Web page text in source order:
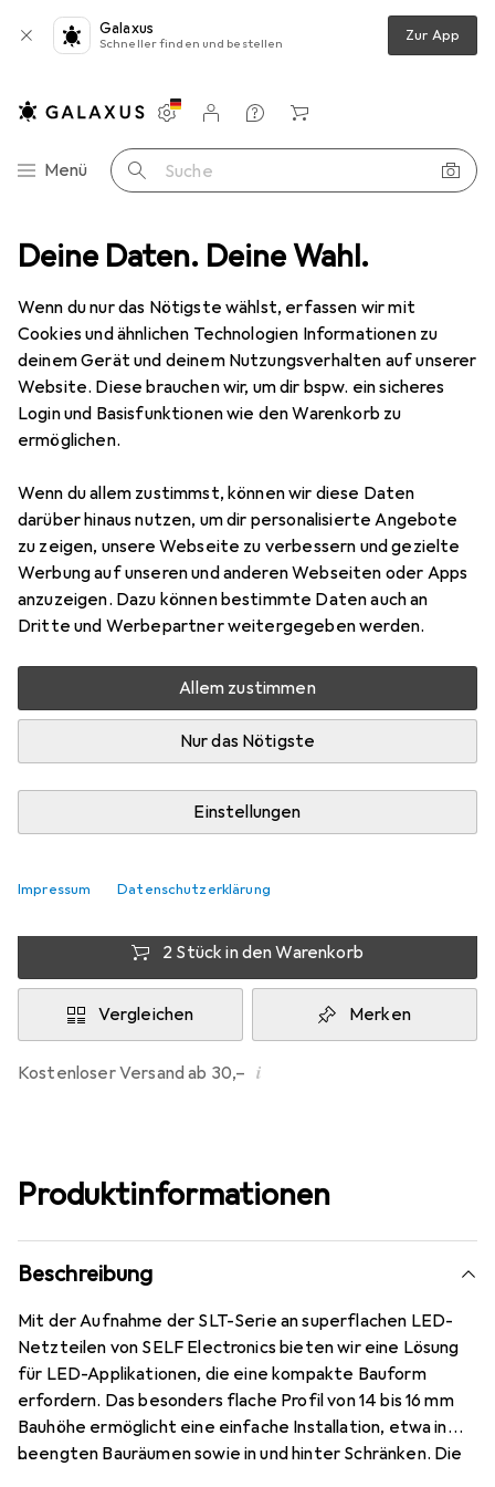
Deine Daten. Deine Wahl.
Wenn du nur das Nötigste wählst, erfassen wir mit
Cookies und ähnlichen Technologien Informationen zu
deinem Gerät und deinem Nutzungsverhalten auf unserer
Website. Diese brauchen wir, um dir bspw. ein sicheres
Login und Basisfunktionen wie den Warenkorb zu
ermöglichen.
Wenn du allem zustimmst, können wir diese Daten
darüber hinaus nutzen, um dir personalisierte Angebote
zu zeigen, unsere Webseite zu verbessern und gezielte
Werbung auf unseren und anderen Webseiten oder Apps
anzuzeigen. Dazu können bestimmte Daten auch an
Dritte und Werbepartner weitergegeben werden.
Allem zustimmen
Nur das Nötigste
Einstellungen
Impressum Datenschutzerklärung
Galaxus
Schneller finden und bestellen Zur App
Navigation nach Kategorien
Menü Suche
Einstellungen
Kundenkonto
Vergleichslisten
Merklisten
Warenkorb
Leuchten Beleuchtung Zubehör Self Electronics LEDTreiber
MENGENRABATT
Preis in EUR inkl. MwSt.
EUR
12,99 Spare
Bewertungen Marke
Mehr von Self
Electronics
Zwischen Di, 11.8. und Do, 13.8. geliefert
Mehr als 10 Stück an Lager beim Lieferanten
1 Stück
2 Stück
−9%
3 Stück
−13
4 Stück
2 Stück in den Warenkorb
Vergleichen Merken
Kostenloser Versand ab 30,– i
Produktinformationen
Beschreibung
Mit der Aufnahme der SLT-Serie an superflachen LED-
Netzteilen von SELF Electronics bieten wir eine Lösung
für LED-Applikationen, die eine kompakte Bauform
erfordern. Das besonders flache Profil von 14 bis 16 mm
Bauhöhe ermöglicht eine einfache Installation, etwa in
beengten Bauräumen sowie in und hinter Schränken. Die